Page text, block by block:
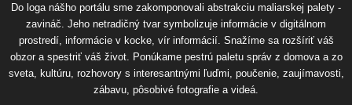
Do loga nášho portálu sme zakomponovali abstrakciu maliarskej palety -
zavináč. Jeho netradičný tvar symbolizuje informácie v digitálnom
prostredí, informácie v kocke, vír informácií. Snažíme sa rozšíriť váš
obzor a spestriť váš život. Ponúkame pestrú paletu správ z domova a zo
sveta, kultúru, rozhovory s interesantnými ľuďmi, poučenie, zaujímavosti,
zábavu, pôsobivé fotografie a videá.